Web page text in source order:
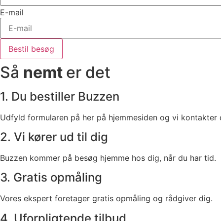
E-mail
Bestil besøg
Så nemt er det
1. Du bestiller Buzzen
Udfyld formularen på her på hjemmesiden og vi kontakter
2. Vi kører ud til dig
Buzzen kommer på besøg hjemme hos dig, når du har tid.
3. Gratis opmåling
Vores ekspert foretager gratis opmåling og rådgiver dig.